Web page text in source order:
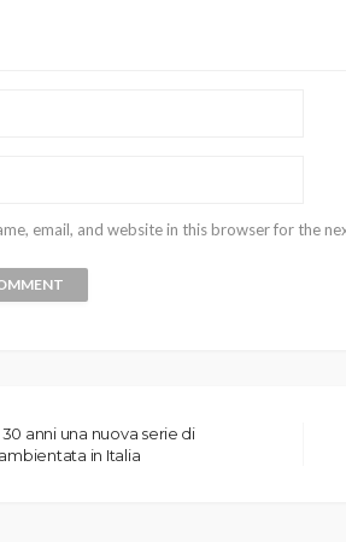
email, and website in this browser for the
anni una nuova serie di
in Italia